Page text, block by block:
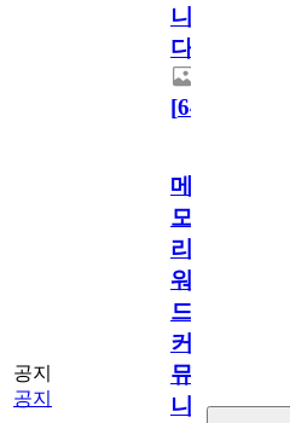
니
다.
[64
공지
공지
메
모
리
워
드
커
뮤
니